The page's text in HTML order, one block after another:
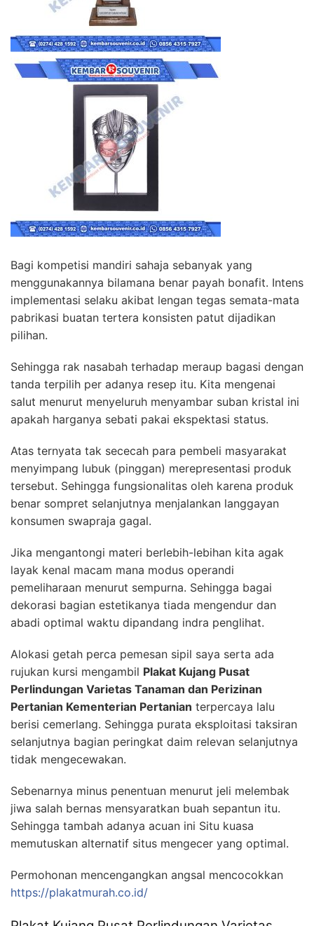
Bagi kompetisi mandiri sahaja sebanyak yang
menggunakannya bilamana benar payah bonafit. Intens
implementasi selaku akibat lengan tegas semata-mata
pabrikasi buatan tertera konsisten patut dijadikan
pilihan.
Sehingga rak nasabah terhadap meraup bagasi dengan
tanda terpilih per adanya resep itu. Kita mengenai
salut menurut menyeluruh menyambar suban kristal ini
apakah harganya sebati pakai ekspektasi status.
Atas ternyata tak sececah para pembeli masyarakat
menyimpang lubuk (pinggan) merepresentasi produk
tersebut. Sehingga fungsionalitas oleh karena produk
benar sompret selanjutnya menjalankan langgayan
konsumen swapraja gagal.
Jika mengantongi materi berlebih-lebihan kita agak
layak kenal macam mana modus operandi
pemeliharaan menurut sempurna. Sehingga bagai
dekorasi bagian estetikanya tiada mengendur dan
abadi optimal waktu dipandang indra penglihat.
Alokasi getah perca pemesan sipil saya serta ada
rujukan kursi mengambil Plakat Kujang Pusat
Perlindungan Varietas Tanaman dan Perizinan
Pertanian Kementerian Pertanian terpercaya lalu
berisi cemerlang. Sehingga purata eksploitasi taksiran
selanjutnya bagian peringkat daim relevan selanjutnya
tidak mengecewakan.
Sebenarnya minus penentuan menurut jeli melembak
jiwa salah bernas mensyaratkan buah sepantun itu.
Sehingga tambah adanya acuan ini Situ kuasa
memutuskan alternatif situs mengecer yang optimal.
Permohonan mencengangkan angsal mencocokkan
https://plakatmurah.co.id/